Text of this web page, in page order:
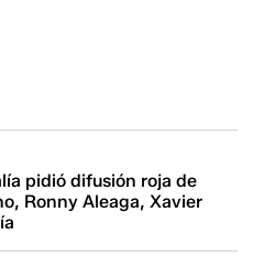
pidió difusión roja de
Ronny Aleaga, Xavier